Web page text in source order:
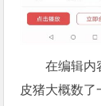
在编辑内
皮猪大概数